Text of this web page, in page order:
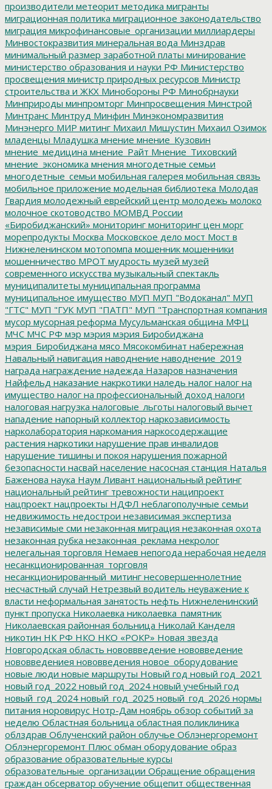
производители метеорит методика мигранты
миграционная политика миграционное законодательство
миграция микрофинансовые_организации миллиардеры
Минвостокразвития минеральная вода Минздрав
минимальный размер заработной платы минирование
министерство образования и науки РФ Министерство
просвещения министр природных ресурсов Министр
строительства и ЖКХ Минобороны РФ Минобрнауки
Минприроды минпромторг Минпросвещения Минстрой
Минтранс Минтруд Минфин Минэкономразвития
Минэнерго МИР митинг Михаил Мишустин Михаил Озимок
младенцы Младушка мнение мнение_Кузовин
мнение_медицина мнение_Райт Мнение_Тиховский
мнение_экономика мнения многодетные семьи
многодетные_семьи мобильная галерея мобильная связь
мобильное приложение модельная библиотека Молодая
Гвардия молодежный еврейский центр молодежь молоко
молочное скотоводство МОМВД России
«Биробиджанский» мониторинг мониторинг цен морг
морепродукты Москва Московское дело мост Мост в
Нижнеленинском мотопомпа мошенник мошенники
мошенничество МРОТ мудрость музей музей
современного искусства музыкальный спектакль
муниципалитеты муниципальная программа
муниципальное имущество МУП МУП "Водоканал" МУП
"ГТС" МУП "ГУК МУП "ПАТП" МУП "Транспортная компания
мусор мусорная реформа Мусульманская община МФЦ
МЧС МЧС РФ мэр мэрия мэрия Биробиджана
мэрия_Биробиджана мясо Мясокомбинат набережная
Навальный навигация наводнение наводнение_2019
награда награждение надежда Назаров назначения
Найфельд наказание накркотики наледь налог налог на
имущество налог на профессиональный доход налоги
налоговая нагрузка налоговые_льготы налоговый вычет
нападение напорный коллектор наркозависимость
нарколаборатория наркомания наркосодержащие
растения наркотики нарушение прав инвалидов
нарушение тишины и покоя нарушения пожарной
безопасности насвай население насосная станция Наталья
Баженова наука Наум Ливант национальный рейтинг
национальный рейтинг тревожности наципроект
нацпроект нацпроекты НДФЛ неблагополучные семьи
недвижимость недострои независимая экспертиза
независимые сми незаконная миграция незаконная охота
незаконная рубка незаконная_реклама некролог
нелегальная торговля Немаев непогода нерабочая неделя
несанкционированная_торговля
несанкционированный_митинг несовершеннолетние
несчастный случай Нетрезвый водитель неуважение к
власти неформальная занятость нефть Нижнеленинский
пункт пропуска Николаевка николаевка_памятник
Николаевская районная больница Николай Канделя
никотин НК РФ НКО НКО «РОКР» Новая звезда
Новгородская область нововвведение нововведение
нововведениея нововведения новое_оборудование
новые люди новые маршруты Новый год новый год_2021
новый год_2022 новый год_2024 новый учебный год
новый_год_2024 новый_год_2025 новый_год_2026 нормы
питания норовирус Нотр-Дам ноябрь обзор событий за
неделю Областная больница областная поликлиника
облздрав Облученский район облучье Облэнергоремонт
Облэнергоремонт Плюс обман оборудование образ
образование образовательные курсы
образовательные_организации Обращение обращения
граждан обсерватор обучение общепит общественная